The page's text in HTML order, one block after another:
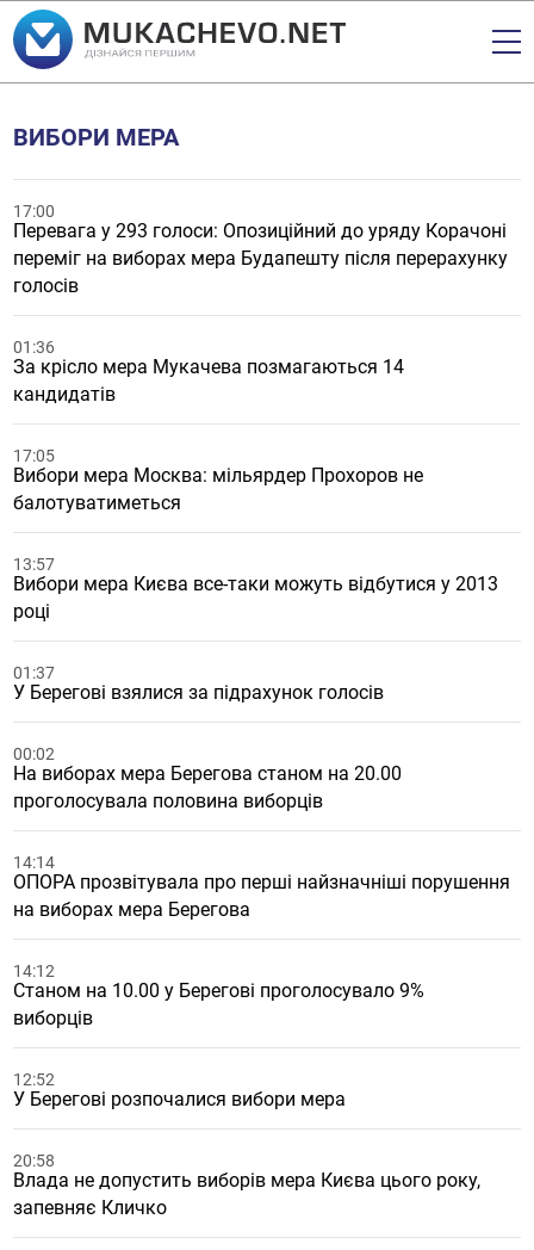
ВИБОРИ МЕРА
17:00
Перевага у 293 голоси: Опозиційний до уряду Корачоні
переміг на виборах мера Будапешту після перерахунку
голосів
01:36
За крісло мера Мукачева позмагаються 14
кандидатів
17:05
Вибори мера Москва: мільярдер Прохоров не
балотуватиметься
13:57
Вибори мера Києва все-таки можуть відбутися у 2013
році
01:37
У Берегові взялися за підрахунок голосів
00:02
На виборах мера Берегова станом на 20.00
проголосувала половина виборців
14:14
ОПОРА прозвітувала про перші найзначніші порушення
на виборах мера Берегова
14:12
Станом на 10.00 у Берегові проголосувало 9%
виборців
12:52
У Берегові розпочалися вибори мера
20:58
Влада не допустить виборів мера Києва цього року,
запевняє Кличко